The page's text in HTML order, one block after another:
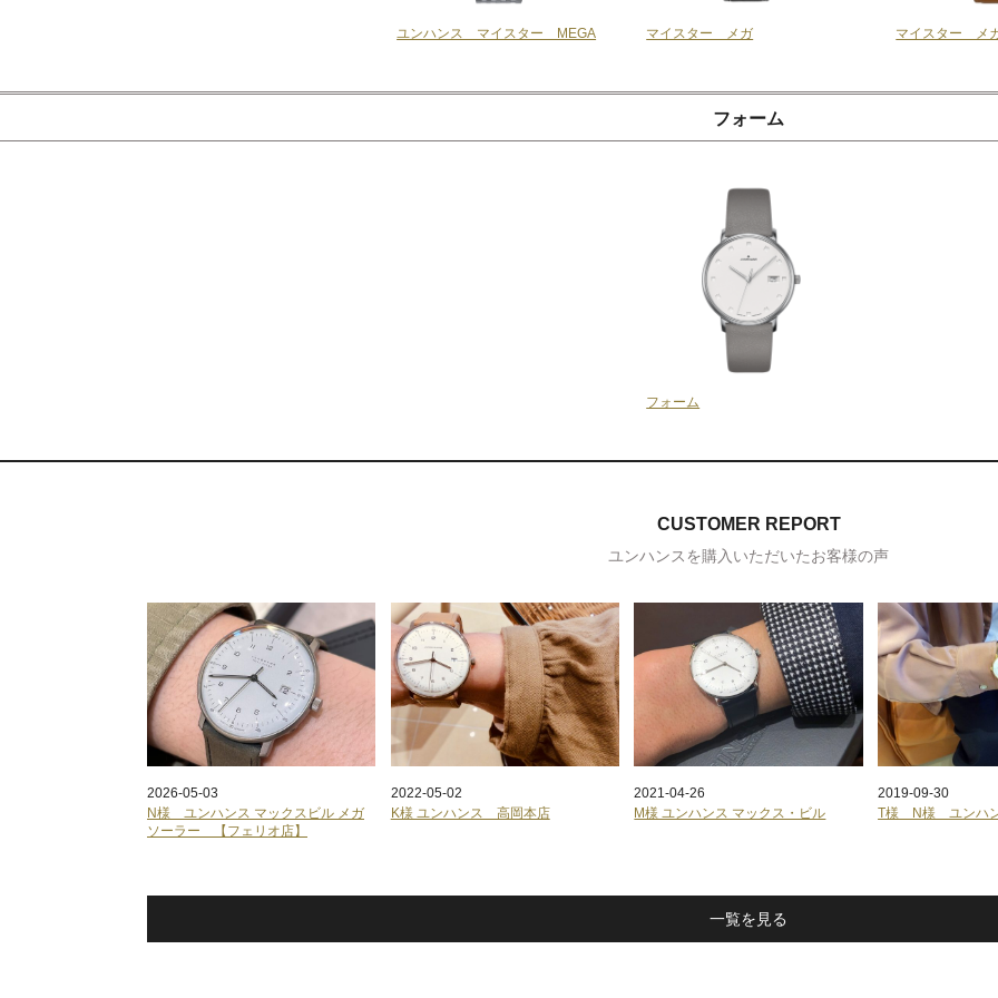
ユンハンス マイスター MEGA マイスター メガ マイスター メ
フォーム
フォーム
CUSTOMER REPORT
ユンハンスを購入いただいたお客様の声
2026-05-03
N様 ユンハンス マックスビル メガ
ソーラー 【フェリオ店】
2022-05-02
K様 ユンハンス 高岡本店
2021-04-26
M様 ユンハンス マックス・ビル
2019-09-30
T様 N様 ユンハ
一覧を見る